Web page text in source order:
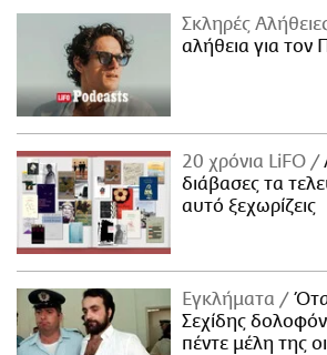
Σκληρές
αλήθεια για τον
20 χρόνια LiFO
διάβασες τα
αυτό ξεχωρίζεις
Εγκλήματα
Σεχίδης
πέντε μέλη της